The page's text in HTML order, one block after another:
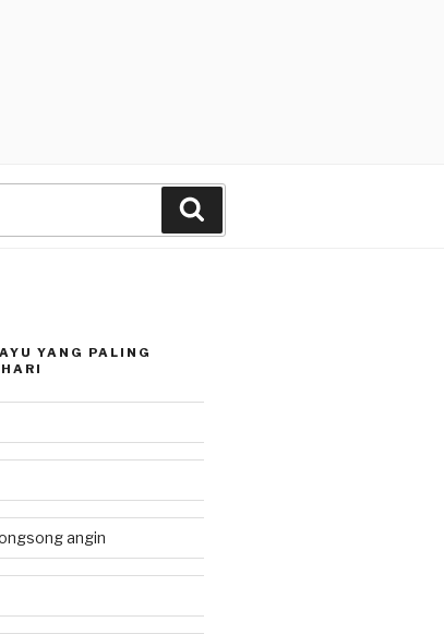
YANG PALING
angin